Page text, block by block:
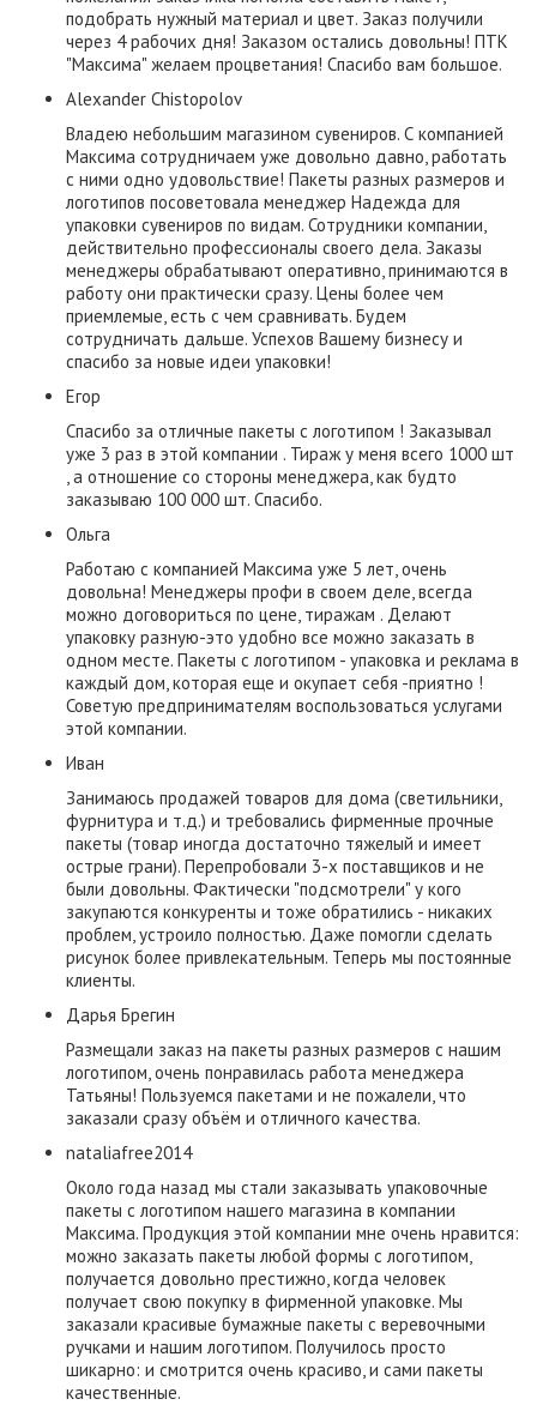
подобрать нужный материал и цвет. Заказ получили
через 4 рабочих дня! Заказом остались довольны! ПТК
"Максима" желаем процветания! Спасибо вам большое.
Alexander Chistopolov
Владею небольшим магазином сувениров. С компанией
Максима сотрудничаем уже довольно давно, работать
с ними одно удовольствие! Пакеты разных размеров и
логотипов посоветовала менеджер Надежда для
упаковки сувениров по видам. Сотрудники компании,
действительно профессионалы своего дела. Заказы
менеджеры обрабатывают оперативно, принимаются в
работу они практически сразу. Цены более чем
приемлемые, есть с чем сравнивать. Будем
сотрудничать дальше. Успехов Вашему бизнесу и
спасибо за новые идеи упаковки!
Егор
Спасибо за отличные пакеты с логотипом ! Заказывал
уже 3 раз в этой компании . Тираж у меня всего 1000 шт
, а отношение со стороны менеджера, как будто
заказываю 100 000 шт. Спасибо.
Ольга
Работаю с компанией Максима уже 5 лет, очень
довольна! Менеджеры профи в своем деле, всегда
можно договориться по цене, тиражам . Делают
упаковку разную-это удобно все можно заказать в
одном месте. Пакеты с логотипом - упаковка и реклама в
каждый дом, которая еще и окупает себя -приятно !
Советую предпринимателям воспользоваться услугами
этой компании.
Иван
Занимаюсь продажей товаров для дома (светильники,
фурнитура и т.д.) и требовались фирменные прочные
пакеты (товар иногда достаточно тяжелый и имеет
острые грани). Перепробовали 3-х поставщиков и не
были довольны. Фактически "подсмотрели" у кого
закупаются конкуренты и тоже обратились - никаких
проблем, устроило полностью. Даже помогли сделать
рисунок более привлекательным. Теперь мы постоянные
клиенты.
​Дарья Брегин
Размещали заказ на пакеты разных размеров с нашим
логотипом, очень понравилась работа менеджера
Татьяны! Пользуемся пакетами и не пожалели, что
заказали сразу объём и отличного качества.
nataliafree2014
Около года назад мы стали заказывать упаковочные
пакеты с логотипом нашего магазина в компании
Максима. Продукция этой компании мне очень нравится:
можно заказать пакеты любой формы с логотипом,
получается довольно престижно, когда человек
получает свою покупку в фирменной упаковке. Мы
заказали красивые бумажные пакеты с веревочными
ручками и нашим логотипом. Получилось просто
шикарно: и смотрится очень красиво, и сами пакеты
качественные.